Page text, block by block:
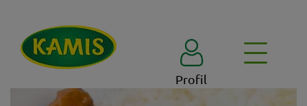
Profil